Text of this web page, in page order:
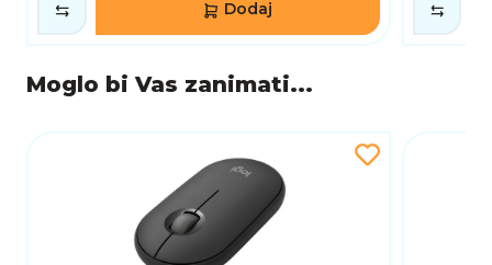
Dodaj
Moglo bi Vas zanimati...